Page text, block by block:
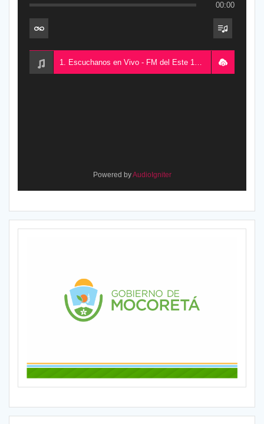
00:00
1. Escuchanos en Vivo - FM del Este 100.5, desde Chajarí, Entre Ríos, Argentina
Powered byAudioIgniter